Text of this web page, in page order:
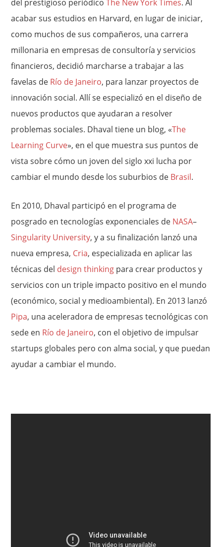
del prestigioso periódicoThe New York Times. Al
acabar sus estudios en Harvard, en lugar de iniciar,
como muchos de sus compañeros, una carrera
millonaria en empresas de consultoría y servicios
financieros, decidió marcharse a trabajar a las
favelas de Río de Janeiro, para lanzar proyectos de
innovación social. Allí se especializó en el diseño de
nuevos productos que ayudaran a resolver
problemas sociales. Dhaval tiene un blog, «The
Learning Curve», en el que muestra sus puntos de
vista sobre cómo un joven del siglo xxi lucha por
cambiar el mundo desde los suburbios de Brasil.
En 2010, Dhaval participó en el programa de
posgrado en tecnologías exponenciales de NASA–
Singularity University, y a su finalización lanzó una
nueva empresa, Cria, especializada en aplicar las
técnicas del design thinking para crear productos y
servicios con un triple impacto positivo en el mundo
(económico, social y medioambiental). En 2013 lanzó
Pipa, una aceleradora de empresas tecnológicas con
sede en Río de Janeiro, con el objetivo de impulsar
startups globales pero con alma social, y que puedan
ayudar a cambiar el mundo.